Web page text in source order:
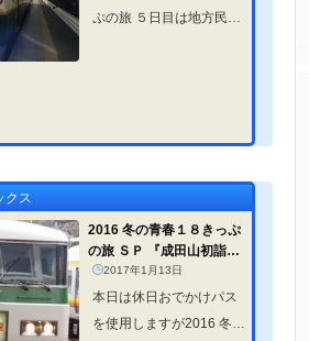
ぷの旅 ５日目は地方民鉄
クス
2016 冬の青春１８きっぷ
の旅 ＳＰ 『成田山初詣む
さしの号＆地方民鉄ガタゴ
ト電子...
2017年1月13日
本日は休日おでかけパス
を使用しますが2016 冬の